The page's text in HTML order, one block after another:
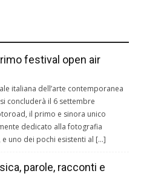
festival open air
italiana dell’arte contemporanea
concluderà il 6 settembre
il primo e sinora unico
dedicato alla fotografia
uno dei pochi esistenti al […]
parole, racconti e